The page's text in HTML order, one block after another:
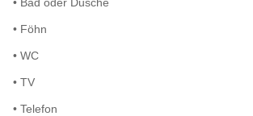
• Föhn
• WC
• TV
• Telefon